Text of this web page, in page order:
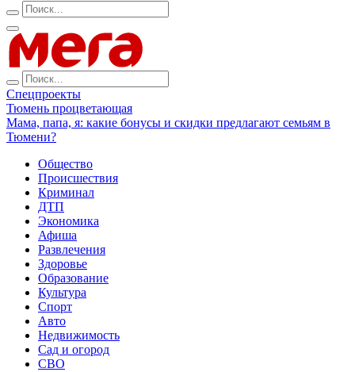
Спецпроекты
Тюмень процветающая
Мама, папа, я: какие бонусы и скидки предлагают семьям в
Тюмени?
Общество
Происшествия
Криминал
ДТП
Экономика
Афиша
Развлечения
Здоровье
Образование
Культура
Спорт
Авто
Недвижимость
Сад и огород
СВО